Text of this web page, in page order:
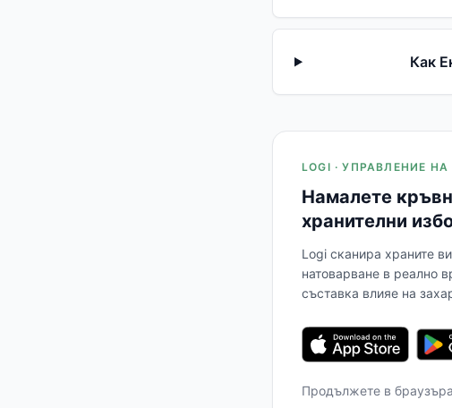
Как
LOGI · УПРАВЛЕНИЕ
Намалете
хранителни
Logi сканира храните
натоварване в реално
съставка влияе на
Продължете в